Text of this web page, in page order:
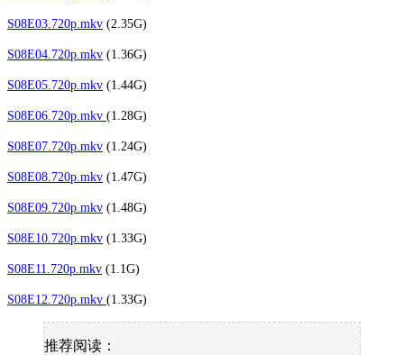
S08E03.720p.mkv (2.35G)
S08E04.720p.mkv (1.36G)
S08E05.720p.mkv (1.44G)
S08E06.720p.mkv (1.28G)
S08E07.720p.mkv (1.24G)
S08E08.720p.mkv (1.47G)
S08E09.720p.mkv (1.48G)
S08E10.720p.mkv (1.33G)
S08E11.720p.mkv (1.1G)
S08E12.720p.mkv (1.33G)
推荐阅读：